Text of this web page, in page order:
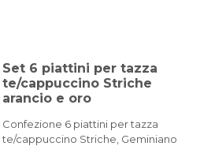
Set 6 piattini per tazza
te/cappuccino Striche
arancio e oro
Confezione 6 piattini per tazza
te/cappuccino Striche, Geminiano